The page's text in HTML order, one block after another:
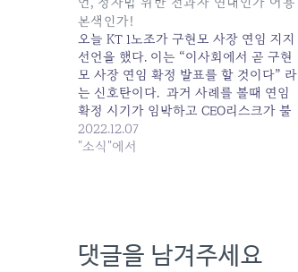
본색인가!
오늘 KT 1노조가 구현모 사장 연임 지지
선언을 했다. 이는 “이사회에서 곧 구현
모 사장 연임 확정 발표를 할 것이다” 라
는 신호탄이다. 과거 사례를 볼때 연임
확정 시기가 임박하고 CEO리스크가 불
거져 연임 반대 여론이 높아질 즈음이면
제1노조는 다수임을 내세워 회장 연임을
2022.12.07
"소식"에서
댓글을 남겨주세요